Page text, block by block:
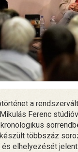
a
Ferenc
többszáz
elhelyezését